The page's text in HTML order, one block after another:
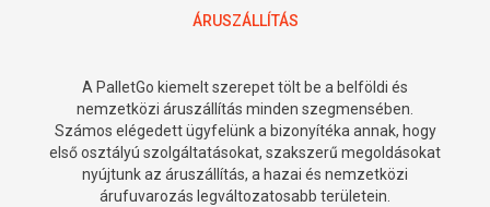
ÁRUSZÁLLÍTÁS
A PalletGo kiemelt szerepet tölt be a belföldi és
nemzetközi áruszállítás minden szegmensében.
Számos elégedett ügyfelünk a bizonyítéka annak, hogy
első osztályú szolgáltatásokat, szakszerű megoldásokat
nyújtunk az áruszállítás, a hazai és nemzetközi
árufuvarozás legváltozatosabb területein.